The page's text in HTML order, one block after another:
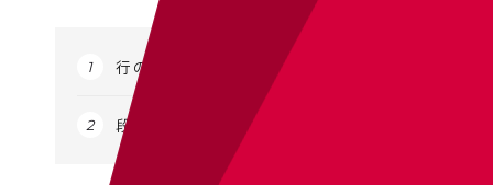
行の間隔を変更する
段落の間隔を変更する